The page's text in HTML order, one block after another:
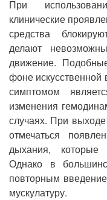
При
клинические
средства
делают
движение.
фоне искусственной
симптомом
изменения
случаях. При
отмечаться
дыхания,
Однако в
повторным
мускулатуру.